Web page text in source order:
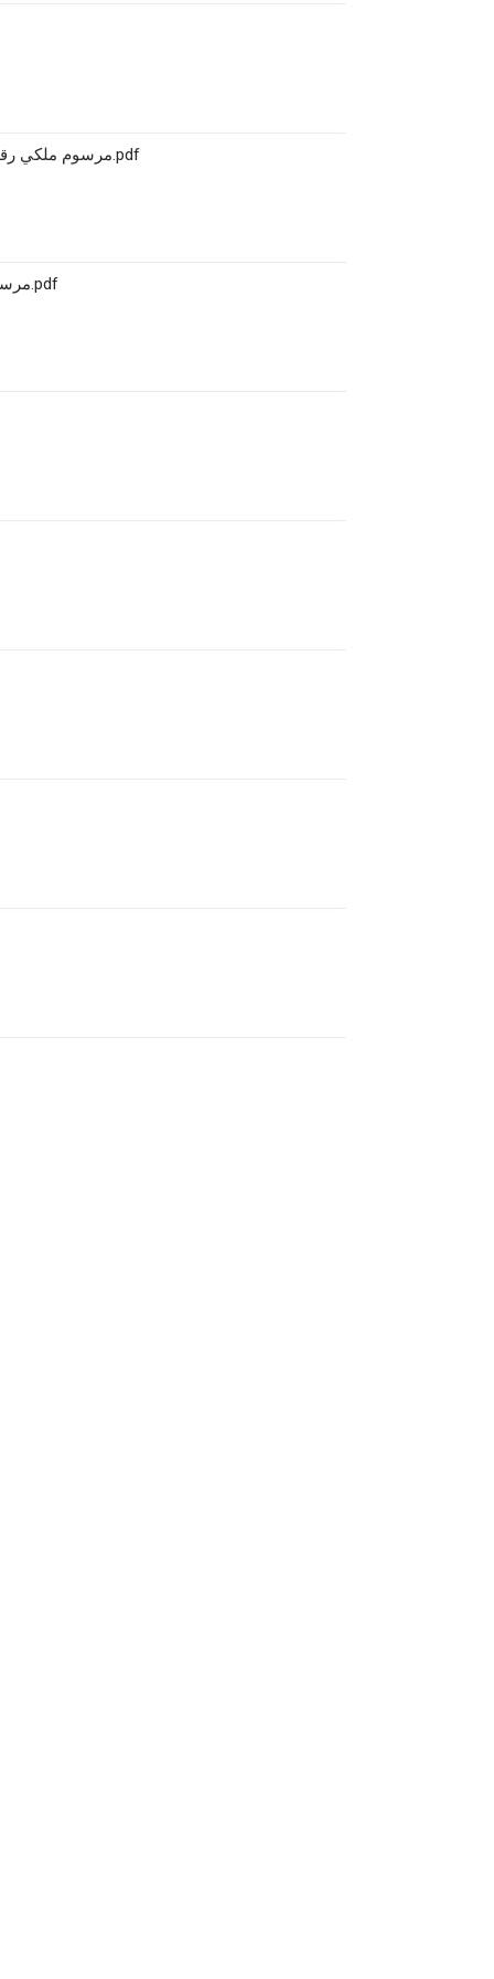
مرسوم ملكي رقم 371.67 يحدد بموجبه تأليف لجنة تنسيق الدراسات الإحصائية.pdf
مرسوم ملكي بمثابة قانون رقم 370.67 يتعلق بالدراسات الإحصائية.pdf